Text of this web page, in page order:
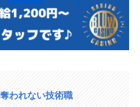
われない技術職